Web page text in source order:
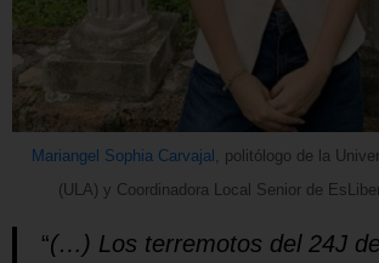
Mariangel Sophia Carvajal , politólogo de la
(ULA) y Coordinadora Local Senior de
“(…) Los terremotos del 24J